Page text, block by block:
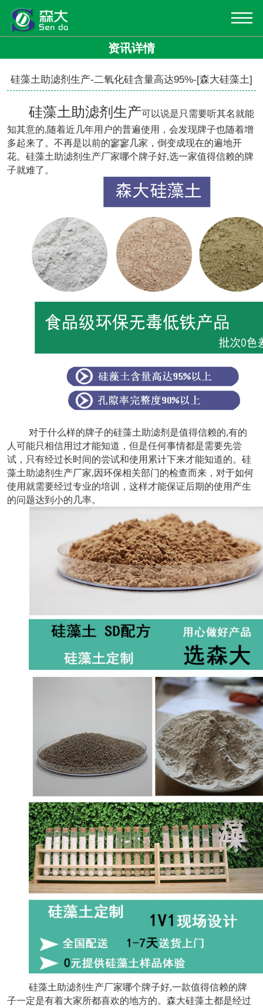
资讯详情
硅藻土助滤剂生产-二氧化硅含量高达95%-[森大硅藻土]
硅藻土助滤剂生产可以说是只需要听其名就能
知其意的,随着近几年用户的普遍使用，会发现牌子也随着增
多起来了。不再是以前的寥寥几家，倒变成现在的遍地开
花。硅藻土助滤剂生产厂家哪个牌子好,选一家值得信赖的牌
子就难了。
对于什么样的牌子的硅藻土助滤剂是值得信赖的,有的
人可能只相信用过才能知道，但是任何事情都是需要先尝
试，只有经过长时间的尝试和使用累计下来才能知道的。硅
藻土助滤剂生产厂家,因环保相关部门的检查而来，对于如何
使用就需要经过专业的培训，这样才能保证后期的使用产生
的问题达到小的几率。
硅藻土助滤剂生产厂家哪个牌子好,一款值得信赖的牌
子一定是有着大家所都喜欢的地方的。森大硅藻土都是经过